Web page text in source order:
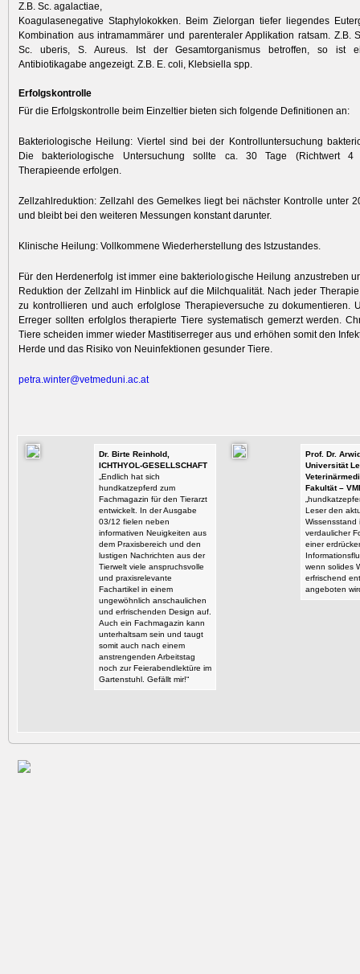
Z.B. Sc. agalactiae,
Koagulasenegative Staphylokokken. Beim Zielorgan tiefer liegendes
Kombination aus intramammärer und parenteraler Applikation ratsam. Z.B.
Sc. uberis, S. Aureus. Ist der Gesamtorganismus betroffen, so ist
Antibiotikagabe angezeigt. Z.B. E. coli, Klebsiella spp.
Erfolgskontrolle
Für die Erfolgskontrolle beim Einzeltier bieten sich folgende Definitionen an:
Bakteriologische Heilung: Viertel sind bei der Kontrolluntersuchung
Die bakteriologische Untersuchung sollte ca. 30 Tage (Richtwert 4
Therapieende erfolgen.
Zellzahlreduktion: Zellzahl des Gemelkes liegt bei nächster Kontrolle unter
und bleibt bei den weiteren Messungen konstant darunter.
Klinische Heilung: Vollkommene Wiederherstellung des Istzustandes.
Für den Herdenerfolg ist immer eine bakteriologische Heilung anzustreben
Reduktion der Zellzahl im Hinblick auf die Milchqualität. Nach jeder
zu kontrollieren und auch erfolglose Therapieversuche zu dokumentieren.
Erreger sollten erfolglos therapierte Tiere systematisch gemerzt werden.
Tiere scheiden immer wieder Mastitiserreger aus und erhöhen somit den
Herde und das Risiko von Neuinfektionen gesunder Tiere.
petra.winter@vetmeduni.ac.at
Dr. Birte Reinhold,
ICHTHYOL-GESELLSCHAFT
„Endlich hat sich
hundkatzepferd zum
Fachmagazin für den Tierarzt
entwickelt. In der Ausgabe
03/12 fielen neben
informativen Neuigkeiten aus
dem Praxisbereich und den
lustigen Nachrichten aus der
Tierwelt viele anspruchsvolle
und praxisrelevante
Fachartikel in einem
ungewöhnlich anschaulichen
und erfrischenden Design auf.
Auch ein Fachmagazin kann
unterhaltsam sein und taugt
somit auch nach einem
anstrengenden Arbeitstag
noch zur Feierabendlektüre im
Gartenstuhl. Gefällt mir!“
Prof. Dr.
Universität
Fakultät –
Leser den
Wissensstand
verdaulicher
einer
wenn solides
erfrischend
angeboten